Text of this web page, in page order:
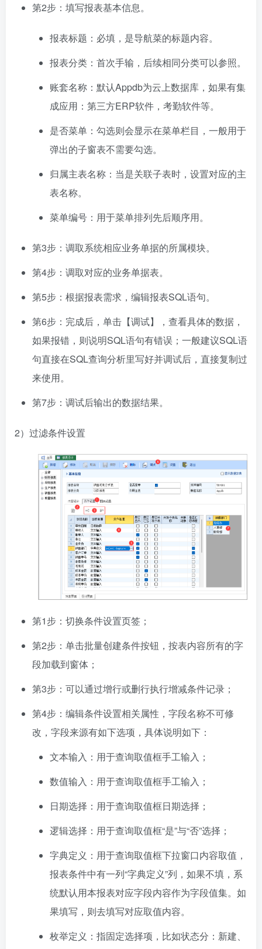
第2步：填写报表基本信息。
报表标题：必填，是导航菜的标题内容。
报表分类：首次手输，后续相同分类可以参照。
账套名称：默认Appdb为云上数据库，如果有集
成应用：第三方ERP软件，考勤软件等。
是否菜单：勾选则会显示在菜单栏目，一般用于
弹出的子窗表不需要勾选。
归属主表名称：当是关联子表时，设置对应的主
表名称。
菜单编号：用于菜单排列先后顺序用。
第3步：调取系统相应业务单据的所属模块。
第4步：调取对应的业务单据表。
第5步：根据报表需求，编辑报表SQL语句。
第6步：完成后，单击【调试】，查看具体的数据，
如果报错，则说明SQL语句有错误； 一般建议SQL语
句直接在SQL查询分析里写好并调试后，直接复制过
来使用。
第7步：调试后输出的数据结果。
2）过滤条件设置
第1步：切换条件设置页签；
第2步：单击批量创建条件按钮，按表内容所有的字
段加载到窗体；
第3步：可以通过增行或删行执行增减条件记录；
第4步：编辑条件设置相关属性，字段名称不可修
改，字段来源有如下选项，具体说明如下：
文本输入：用于查询取值框手工输入；
数值输入：用于查询取值框手工输入；
日期选择：用于查询取值框日期选择；
逻辑选择：用于查询取值框“是”与“否”选择；
字典定义：用于查询取值框下拉窗口内容取值，
报表条件中有一列“字典定义”列，如果不填，系
统默认用本报表对应字段内容作为字段值集。如
果填写，则去填写对应取值内容。
枚举定义：指固定选择项，比如状态分：新建、